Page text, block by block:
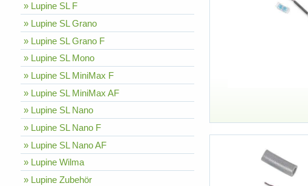
» Lupine SL F
» Lupine SL Grano
» Lupine SL Grano F
» Lupine SL Mono
» Lupine SL MiniMax F
» Lupine SL MiniMax AF
» Lupine SL Nano
» Lupine SL Nano F
» Lupine SL Nano AF
» Lupine Wilma
» Lupine Zubehör